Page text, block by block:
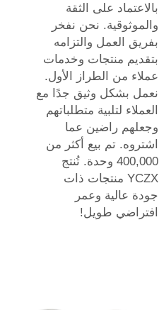
بالاعتماد على الثقة
والموثوقية. نحن نفخر
بفريق العمل والتزامه
بتقديم منتجات وخدمات
عملاء من الطراز الأول.
نعمل بشكل وثيق جدًا مع
العملاء لتلبية متطلباتهم
وجعلهم راضين عما
اشتروه. تم بيع أكثر من
400,000 وحدة. تُنتج
YCZX منتجات ذات
جودة عالية وعمر
افتراضي طويل!